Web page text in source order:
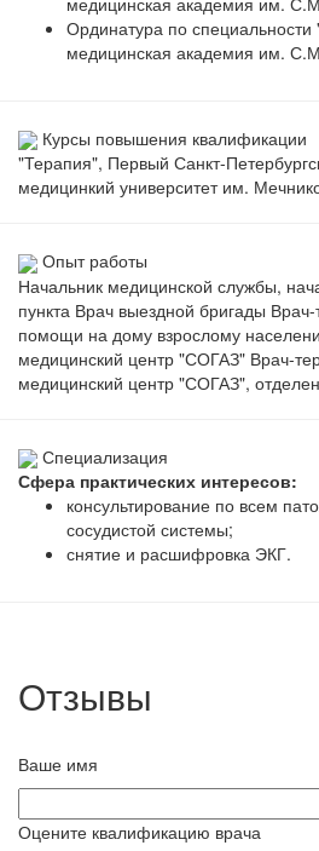
Ординатура по
медицинская академия им.
Курсы повышения квалификации
"Терапия", Первый Санкт-
медицинкий университет им.
Опыт работы
Начальник медицинской службы,
пункта Врач выездной бригады
помощи на дому взрослому
медицинский центр "СОГАЗ" Врач-
медицинский центр "СОГАЗ",
Специализация
Сфера практических интересов:
консультирование по всем
сосудистой системы;
снятие и расшифровка ЭКГ.
Отзывы
Ваше имя
Оцените квалификацию врача